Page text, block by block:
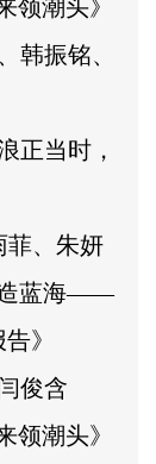
领潮头》
韩振铭、
正当时，
菲、朱妍
造蓝海——
》
俊含
领潮头》